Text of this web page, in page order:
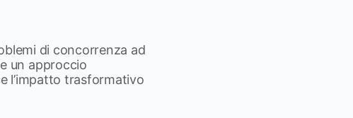
di concorrenza ad
un approccio
l’impatto trasformativo